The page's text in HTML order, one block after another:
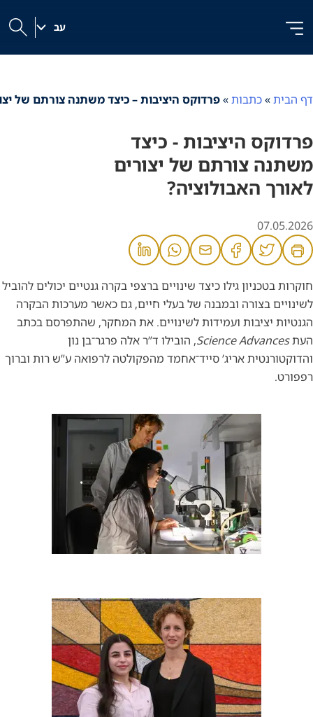
התוכן
עב
|
דף הבית»כתבות»פרדוקס היציבות – כיצד משתנה צורתם של
פרדוקס היציבות - כיצד
משתנה צורתם של יצורים
לאורך האבולוציה?
07.05.2026
חוקרות בטכניון גילו כיצד שינויים ברצפי בקרה גנטיים יכולים להוביל
לשינויים בצורה ובמבנה של בעלי חיים, גם כאשר מערכות הבקרה
הגנטיות יציבות ועמידות לשינויים. את המחקר, שהתפרסם בכתב
העתScience Advances, הובילו ד”ר אלה פרגר־בן נון
והדוקטורנטית אריג’ סייד־אחמד מהפקולטה לרפואה ע”ש רות וברוך
רפפורט.